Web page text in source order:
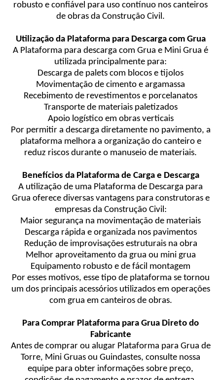
robusto e confiável para uso contínuo nos canteiros
de obras da Construção Civil.
Utilização da Plataforma para Descarga com Grua
A Plataforma para descarga com Grua e Mini Grua é
utilizada principalmente para:
Descarga de palets com blocos e tijolos
Movimentação de cimento e argamassa
Recebimento de revestimentos e porcelanatos
Transporte de materiais paletizados
Apoio logístico em obras verticais
Por permitir a descarga diretamente no pavimento, a
plataforma melhora a organização do canteiro e
reduz riscos durante o manuseio de materiais.
Benefícios da Plataforma de Carga e Descarga
A utilização de uma Plataforma de Descarga para
Grua oferece diversas vantagens para construtoras e
empresas da Construção Civil:
Maior segurança na movimentação de materiais
Descarga rápida e organizada nos pavimentos
Redução de improvisações estruturais na obra
Melhor aproveitamento da grua ou mini grua
Equipamento robusto e de fácil montagem
Por esses motivos, esse tipo de plataforma se tornou
um dos principais acessórios utilizados em operações
com grua em canteiros de obras.
Para Comprar Plataforma para Grua Direto do
Fabricante
Antes de comprar ou alugar Plataforma para Grua de
Torre, Mini Gruas ou Guindastes, consulte nossa
equipe para obter informações sobre preço,